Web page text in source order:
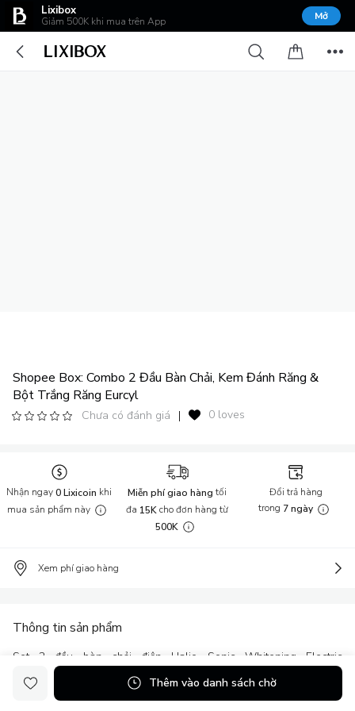
Lixibox
Giảm 500K khi mua trên App Mở
Shopee Box: Combo 2 Đầu Bàn Chải, Kem Đánh Răng &
Bột Trắng Răng Eurcyl
Chưa có đánh giá | 0 loves
Nhận ngay0 Lixicoin khi
mua sản phẩm này
Miễn phí giao hàngtối
đa 15Kcho đơn hàng từ
500K
Đổi trả hàng
trong 7 ngày
Xem phí giao hàng
Thông tin sản phẩm
Set 2 đầu bàn chải điện Halio Sonic Whitening Electric
Toothbrush Kem Đánh Răng Tẩy Trắng 62g và Bột Đánh Răng
Tẩy Trắng 50g Eucryl
Thêm vào danh sách chờ